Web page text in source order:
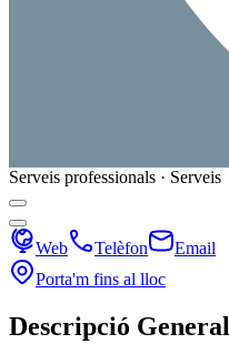
Serveis professionals · Serveis
Web Telèfon
Email
Porta'm fins al lloc
Descripció General